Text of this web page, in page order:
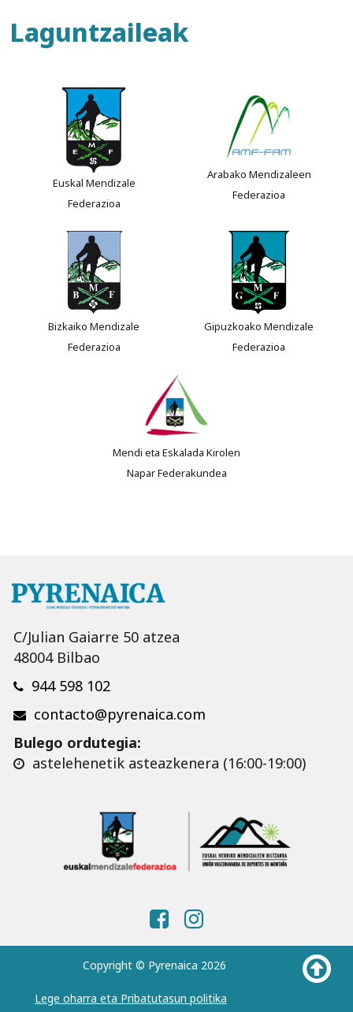
Laguntzaileak
Euskal Mendizale
Federazioa
Arabako Mendizaleen
Federazioa
Bizkaiko Mendizale
Federazioa
Gipuzkoako Mendizale
Federazioa
Mendi eta Eskalada Kirolen
Napar Federakundea
C/Julian Gaiarre 50 atzea
48004 Bilbao
944 598 102
contacto@pyrenaica.com
Bulego ordutegia:
astelehenetik asteazkenera (16:00-19:00)
Copyright © Pyrenaica 2026
Lege oharra eta Pribatutasun politika